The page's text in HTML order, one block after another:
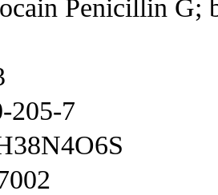
Penicillin G;
205-7